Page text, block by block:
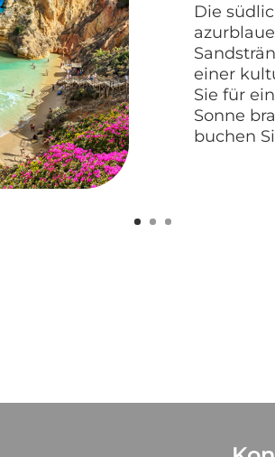
Die
einer
Sie für
Sonne
buchen